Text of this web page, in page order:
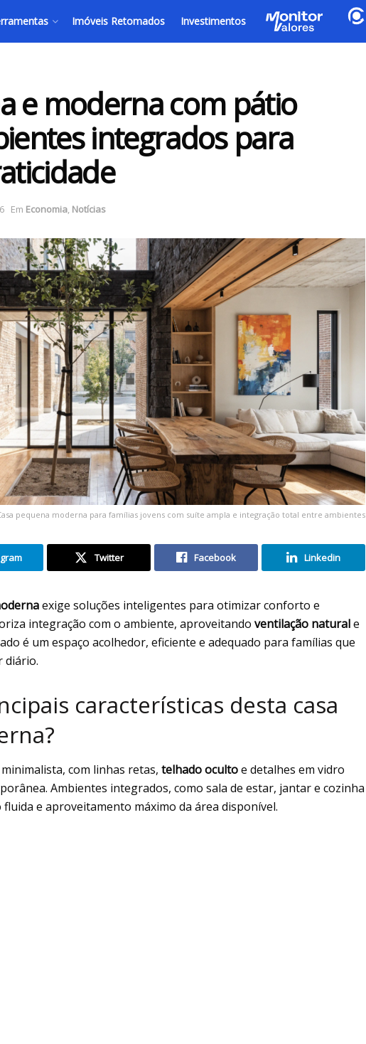
Imóveis Retomados Investimentos
e moderna com pátio
integrados para
Em Economia, Notícias
pequena moderna para famílias jovens com suíte ampla e integração total entre ambientes
Twitter Facebook Linkedin
exige soluções inteligentes para otimizar conforto e
integração com o ambiente, aproveitando ventilação naturale
é um espaço acolhedor, eficiente e adequado para famílias que
diário.
características desta casa
com linhas retas, telhado ocultoe detalhes em vidro
Ambientes integrados, como sala de estar, jantar e cozinha
e aproveitamento máximo da área disponível.